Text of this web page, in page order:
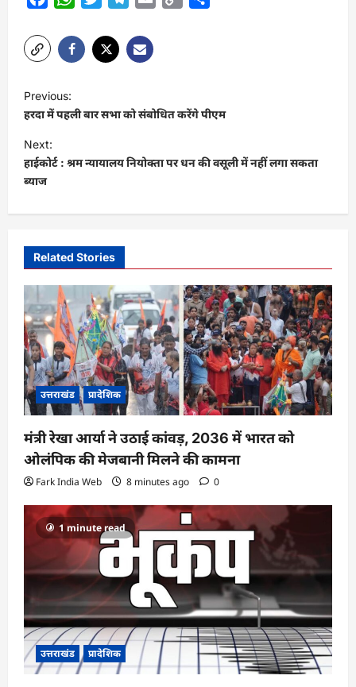
P
o
s
t
n
a
g
a
t
i
o
n
Previous:
हरदा में पहली बार सभा को संबोधित करेंगे पीएम
Next:
हाईकोर्ट : श्रम न्यायालय नियोक्ता पर धन की वसूली में नहीं लगा सकता
ब्याज
Related Stories
उत्तराखंड प्रादेशिक
मंत्री रेखा आर्या ने उठाई कांवड़, 2036 में भारत को
ओलंपिक की मेजबानी मिलने की कामना
Fark India Web 8 minutes ago 0
1 minute read
उत्तराखंड प्रादेशिक